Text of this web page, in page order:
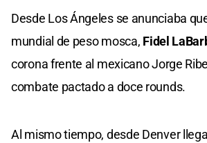
Desde Los Ángeles se anunciaba
mundial de peso mosca, Fidel
corona frente al mexicano Jorge
combate pactado a doce rounds.
Al mismo tiempo, desde Denver